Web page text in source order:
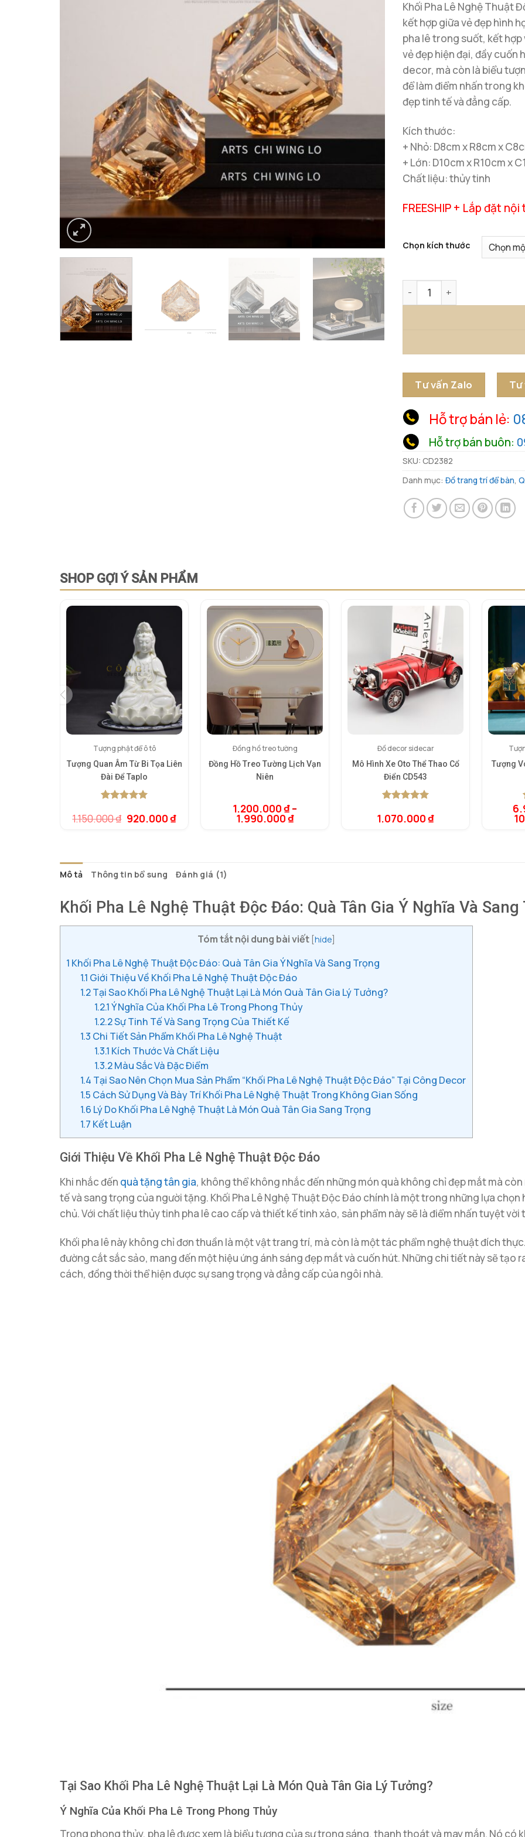
Khối Pha Lê Nghệ Thuật
kết hợp giữa vẻ đẹp hình
pha lê trong suốt, kết hợp
vẻ đẹp hiện đại, đầy cuốn
decor, mà còn là biểu
để làm điểm nhấn trong
đẹp tinh tế và đẳng cấp.
Kích thước:
+ Nhỏ: D8cm x R8cm x
+ Lớn: D10cm x R10cm x
Chất liệu: thủy tinh
FREESHIP + Lắp đặt
Chọn kích thước
Khối Pha Lê Nghệ Thuật
Tư vấn Zalo Tư
Hỗ trợ bán lẻ:
Hỗ trợ bán buôn:
SKU: CD2382
Danh mục: Đồ trang trí để bàn,
SHOP GỢI Ý SẢN PHẨM
Tượng phật để ô tô
Tượng Quan Âm Từ Bi Tọa Liên
Đài Để Taplo
dựa trên
1.150.000₫ Giá
920.000₫Giá
Đồng hồ treo tường
Đồng Hồ Treo Tường Lịch Vạn
Niên
1.200.000₫–
1.990.000₫
Đồ decor sidecar
Mô Hình Xe Oto Thể Thao Cổ
Điển CD543
dựa trên
1.070.000₫
Tượng
Mô tả Thông tin bổ sung Đánh giá (1)
Khối Pha Lê Nghệ Thuật Độc Đáo: Quà Tân Gia Ý Nghĩa Và Sang
Tóm tắt nội dung bài viết hide
1 Khối Pha Lê Nghệ Thuật Độc Đáo: Quà Tân Gia Ý Nghĩa Và Sang Trọng
1.1 Giới Thiệu Về Khối Pha Lê Nghệ Thuật Độc Đáo
1.2Tại Sao Khối Pha Lê Nghệ Thuật Lại Là Món Quà Tân Gia Lý Tưởng?
1.2.1Ý Nghĩa Của Khối Pha Lê Trong Phong Thủy
1.2.2Sự Tinh Tế Và Sang Trọng Của Thiết Kế
1.3 Chi Tiết Sản Phẩm Khối Pha Lê Nghệ Thuật
1.3.1 Kích Thước Và Chất Liệu
1.3.2Màu Sắc Và Đặc Điểm
1.4 Tại Sao Nên Chọn Mua Sản Phẩm “Khối Pha Lê Nghệ Thuật Độc Đáo” Tại Công Decor
1.5 Cách Sử Dụng Và Bày Trí Khối Pha Lê Nghệ Thuật Trong Không Gian Sống
1.6 Lý Do Khối Pha Lê Nghệ Thuật Là Món Quà Tân Gia Sang Trọng
1.7 Kết Luận
Giới Thiệu Về Khối Pha Lê Nghệ Thuật Độc Đáo
Khi nhắc đến quà tặng tân gia, không thể không nhắc đến những món quà không chỉ đẹp mắt mà
tế và sang trọng của người tặng. Khối Pha Lê Nghệ Thuật Độc Đáo chính là một trong những lựa
chủ. Với chất liệu thủy tinh pha lê cao cấp và thiết kế tinh xảo, sản phẩm này sẽ là điểm nhấn tuyệt
Khối pha lê này không chỉ đơn thuần là một vật trang trí, mà còn là một tác phẩm nghệ thuật đích
đường cắt sắc sảo, mang đến một hiệu ứng ánh sáng đẹp mắt và cuốn hút. Những chi tiết này sẽ tạo
cách, đồng thời thể hiện được sự sang trọng và đẳng cấp của ngôi nhà.
Tại Sao Khối Pha Lê Nghệ Thuật Lại Là Món Quà Tân Gia Lý Tưởng?
Ý Nghĩa Của Khối Pha Lê Trong Phong Thủy
Trong phong thủy, pha lê được xem là biểu tượng của sự trong sáng, thanh thoát và may mắn. Nó có